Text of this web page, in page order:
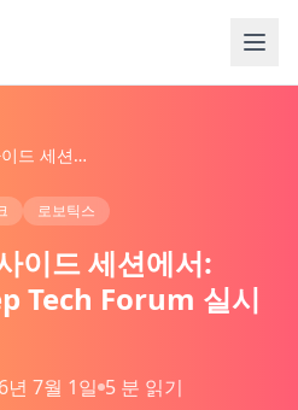
대본 없는 파이어사이드 세션에서: Early-Stage Deep Tech Forum 실시간 일영 번역
로보틱스
이드 세션에서:
Tech Forum 실시
년 7월 1일 5 분 읽기